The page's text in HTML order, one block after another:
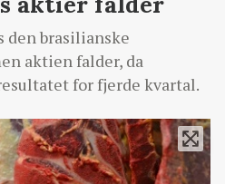
den brasilianske
aktien falder, da
for fjerde kvartal.